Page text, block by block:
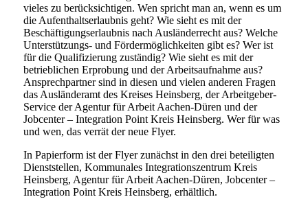
vieles zu berücksichtigen. Wen spricht man an, wenn es um
die Aufenthaltserlaubnis geht? Wie sieht es mit der
Beschäftigungserlaubnis nach Ausländerrecht aus? Welche
Unterstützungs- und Fördermöglichkeiten gibt es? Wer ist
für die Qualifizierung zuständig? Wie sieht es mit der
betrieblichen Erprobung und der Arbeitsaufnahme aus?
Ansprechpartner sind in diesen und vielen anderen Fragen
das Ausländeramt des Kreises Heinsberg, der Arbeitgeber-
Service der Agentur für Arbeit Aachen-Düren und der
Jobcenter – Integration Point Kreis Heinsberg. Wer für was
und wen, das verrät der neue Flyer.
In Papierform ist der Flyer zunächst in den drei beteiligten
Dienststellen, Kommunales Integrationszentrum Kreis
Heinsberg, Agentur für Arbeit Aachen-Düren, Jobcenter –
Integration Point Kreis Heinsberg, erhältlich.